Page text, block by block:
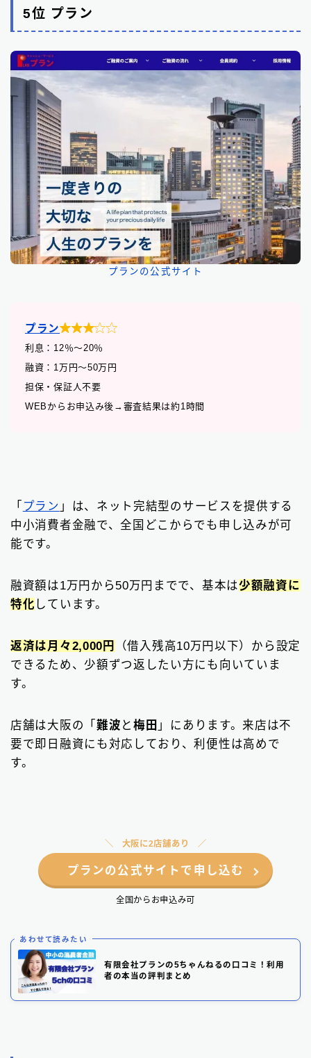
5位 プラン
プランの公式サイト
プラン
利息：12％〜20％
融資：1万円〜50万円
担保・保証人不要
WEBからお申込み後→審査結果は約1時間
「 プラン 」は、ネット完結型のサービスを提供する
中小消費者金融で、全国どこからでも申し込みが可
能です。
融資額は1万円から50万円までで、基本は少額融資に
特化 しています。
返済は月々2,000円
（借入残高10万円以下）から設定
できるため、少額ずつ返したい方にも向いていま
す。
店舗は大阪の「 難波 と梅田 」にあります。来店は不
要で即日融資にも対応しており、利便性は高めで
す。
大阪に2店舗あり
プランの公式サイトで申し込む
全国からお申込み可
あわせて読みたい
有限会社プランの5ちゃんねるの口コミ！利用
者の本当の評判まとめ